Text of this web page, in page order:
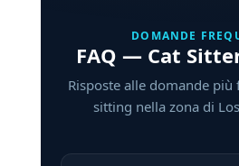
DOMANDE
FAQ — Cat
Risposte alle domande
sitting nella zona di